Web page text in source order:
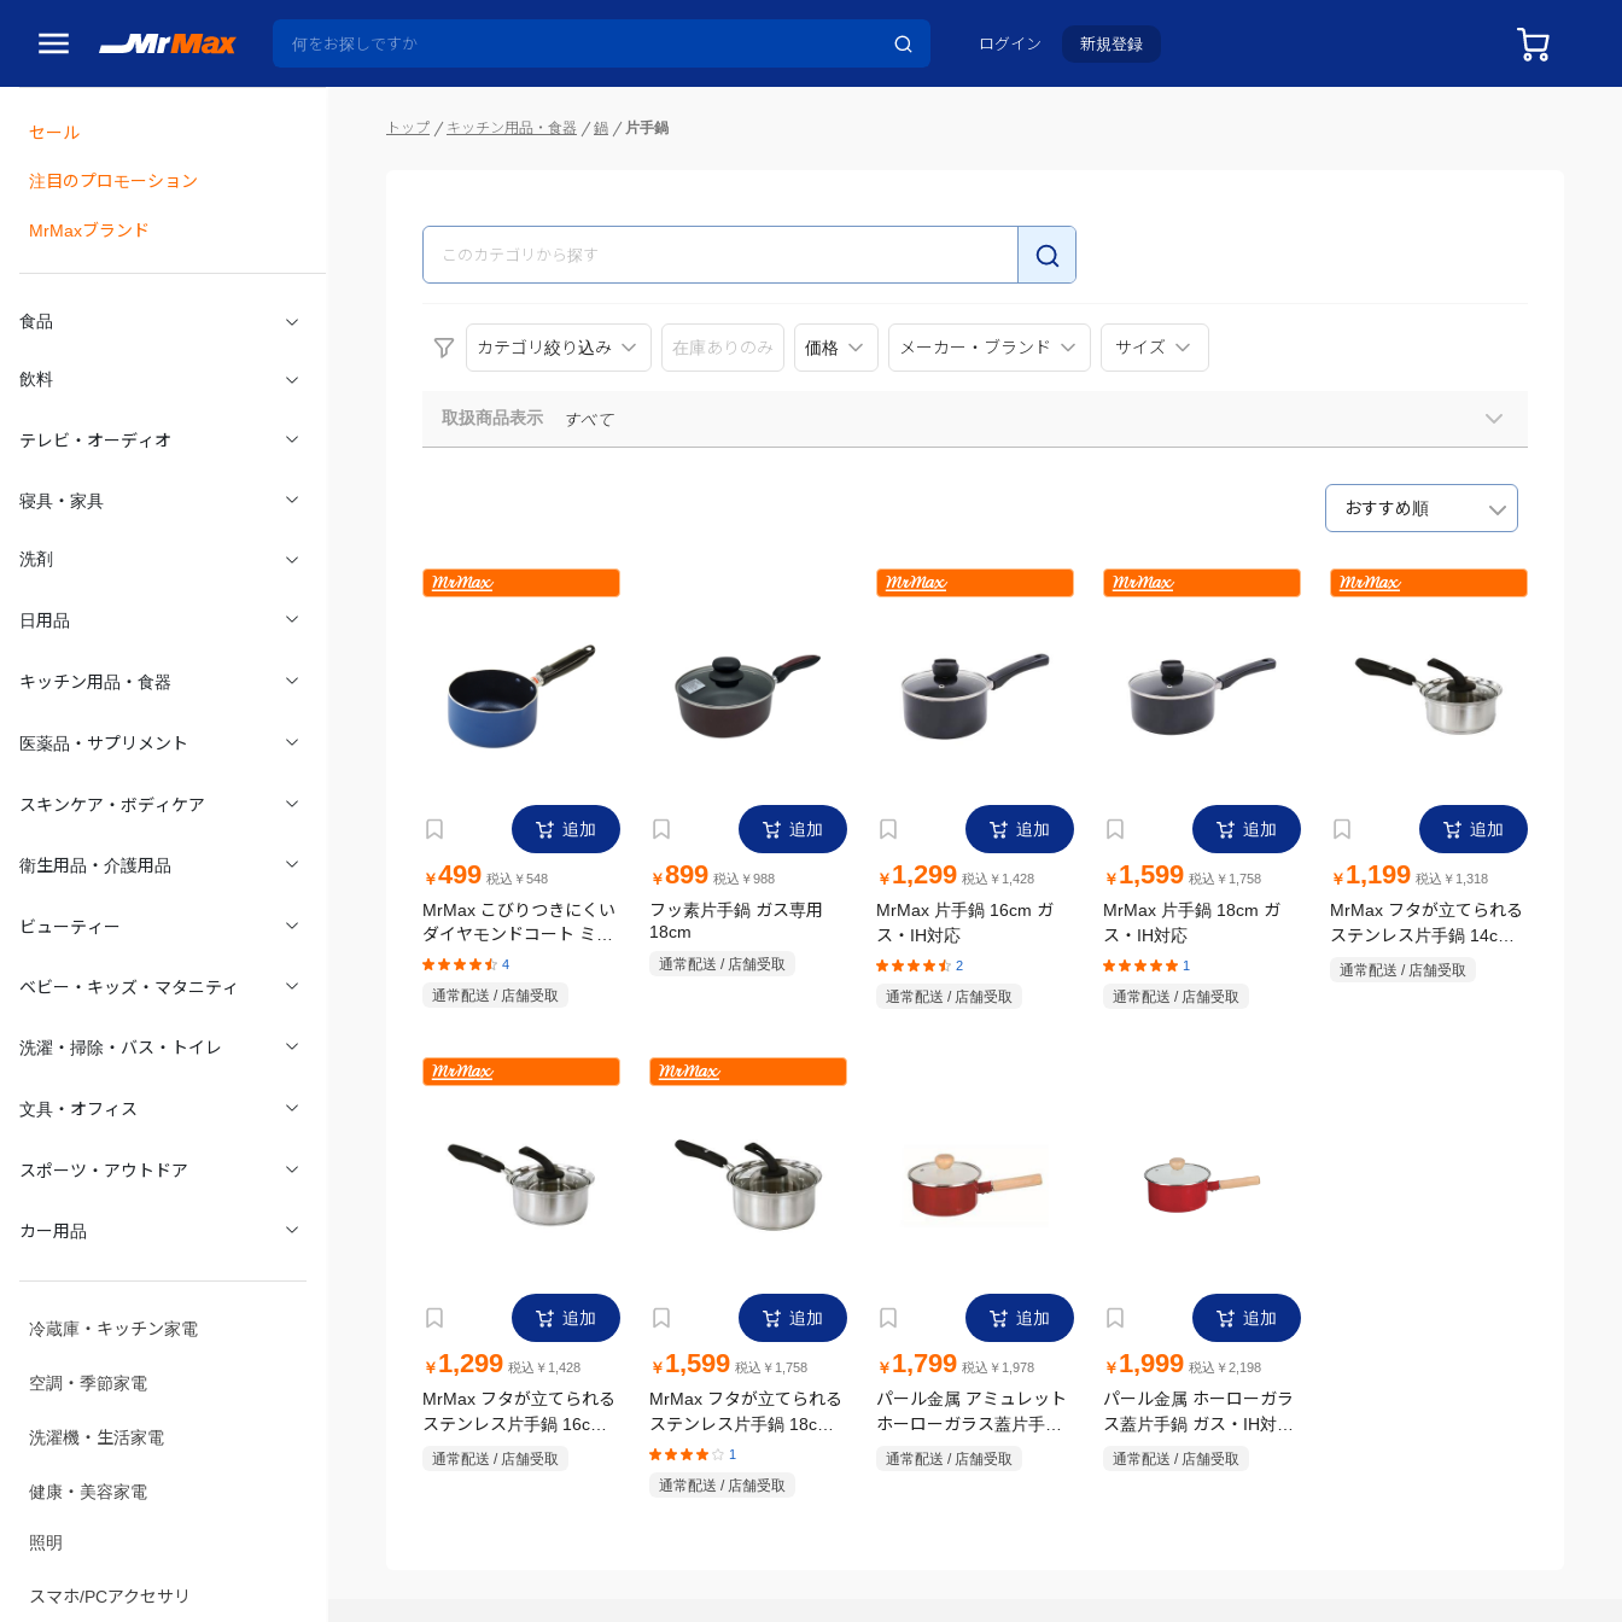
ログイン 新規登録
セール
注目のプロモーション
MrMaxブランド
食品
飲料
テレビ・オーディオ
寝具・家具
洗剤
日用品
キッチン用品・食器
医薬品・サプリメント
スキンケア・ボディケア
衛生用品・介護用品
ビューティー
ベビー・キッズ・マタニティ
洗濯・掃除・バス・トイレ
文具・オフィス
スポーツ・アウトドア
カー用品
冷蔵庫・キッチン家電
空調・季節家電
洗濯機・生活家電
健康・美容家電
照明
スマホ/PCアクセサリ
トップ キッチン用品・食器 鍋 片手鍋
カテゴリ絞り込み 在庫ありのみ 価格 メーカー・ブランド サイズ
取扱商品表示 すべて
おすすめ順
追加
￥499 税込￥548
MrMax こびりつきにくい
ダイヤモンドコート ミニ
ミルクパン 14cm ガス専
4
通常配送 / 店舗受取
追加
￥899 税込￥988
フッ素片手鍋 ガス専用
18cm
通常配送 / 店舗受取
追加
￥ 1,299 税込￥1,428
MrMax 片手鍋 16cm ガ
ス・IH対応
2
通常配送 / 店舗受取
追加
￥ 1,599 税込￥1,758
MrMax 片手鍋 18cm ガ
ス・IH対応
1
通常配送 / 店舗受取
追加
￥ 1,199 税込￥1,318
MrMax フタが立てられる
ステンレス片手鍋 14cm
通常配送 / 店舗受取
追加
￥ 1,299 税込￥1,428
MrMax フタが立てられる
ステンレス片手鍋 16cm
通常配送 / 店舗受取
追加
￥ 1,599 税込￥1,758
MrMax フタが立てられる
ステンレス片手鍋 18cm
ガス・IH対応
1
通常配送 / 店舗受取
追加
￥ 1,799 税込￥1,978
パール金属 アミュレット
ホーローガラス蓋片手鍋
応
通常配送 / 店舗受取
追加
￥ 1,999 税込￥2,198
パール金属 ホーローガラ
ス蓋片手鍋 ガス・IH対応
通常配送 / 店舗受取